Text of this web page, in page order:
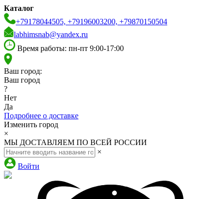
Каталог
+79178044505, +79196003200, +79870150504
labhimsnab@yandex.ru
Время работы: пн-пт 9:00-17:00
Ваш город:
Ваш город
?
Нет
Да
Подробнее о доставке
Изменить город
×
МЫ ДОСТАВЛЯЕМ ПО ВСЕЙ РОССИИ
×
Войти